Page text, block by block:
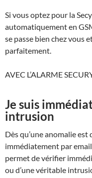
Si vous optez pour la
automatiquement en
se passe bien chez vous
parfaitement.
AVEC L’ALARME
Je suis
intrusion
Dès qu’une anomalie est
immédiatement par
permet de vérifier
ou d’une véritable